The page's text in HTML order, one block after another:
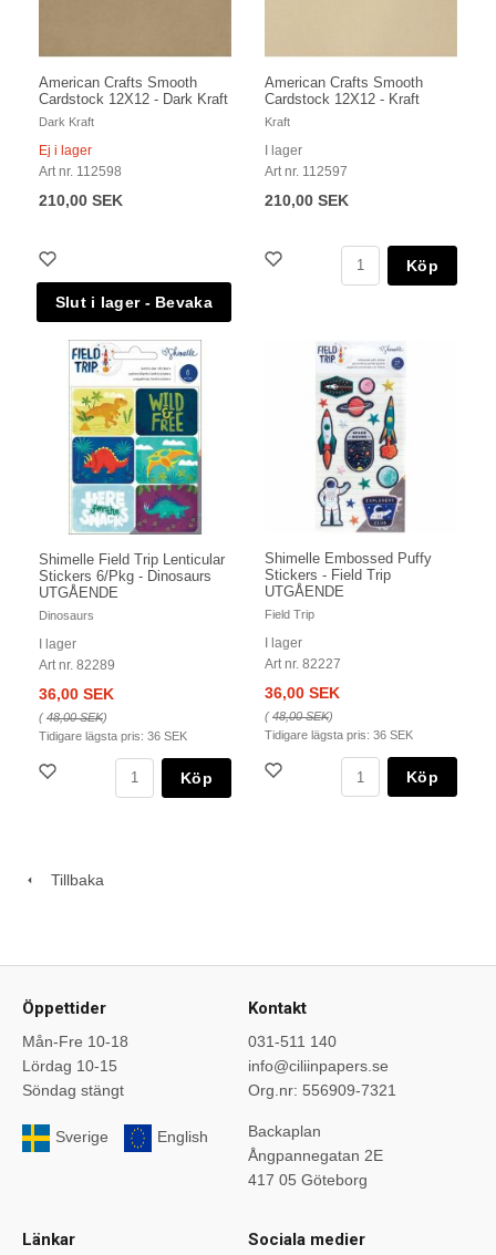
American Crafts Smooth
Cardstock 12X12 - Dark Kraft
Dark Kraft
Ej i lager
Art nr. 112598
210,00 SEK
American Crafts Smooth
Cardstock 12X12 - Kraft
Kraft
I lager
Art nr. 112597
210,00 SEK
Köp
Shimelle Field Trip Lenticular
Stickers 6/Pkg - Dinosaurs
UTGÅENDE
Dinosaurs
I lager
Art nr. 82289
36,00 SEK
(48,00 SEK)
Tidigare lägsta pris: 36 SEK
Köp
Shimelle Embossed Puffy
Stickers - Field Trip
UTGÅENDE
Field Trip
I lager
Art nr. 82227
36,00 SEK
(48,00 SEK)
Tidigare lägsta pris: 36 SEK
Köp
Tillbaka
Öppettider
Mån-Fre 10-18
Lördag 10-15
Söndag stängt
Sverige English
Kontakt
031-511 140
info@ciliinpapers.se
Org.nr: 556909-7321
Backaplan
Ångpannegatan 2E
417 05 Göteborg
Länkar Sociala medier